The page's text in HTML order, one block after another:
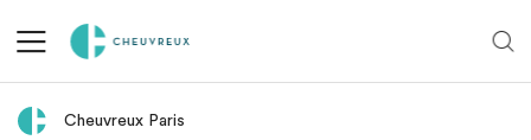
Retour aux actualités
Cheuvreux Paris